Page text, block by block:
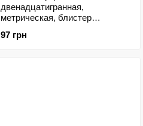
двенадцатигранная,
метрическая, блистер
97 грн